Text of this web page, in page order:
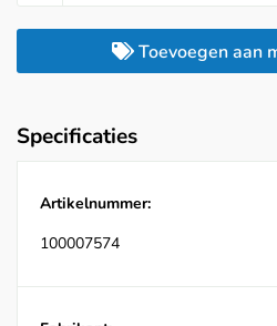
Toevoegen aan
Specificaties
Artikelnummer:
100007574